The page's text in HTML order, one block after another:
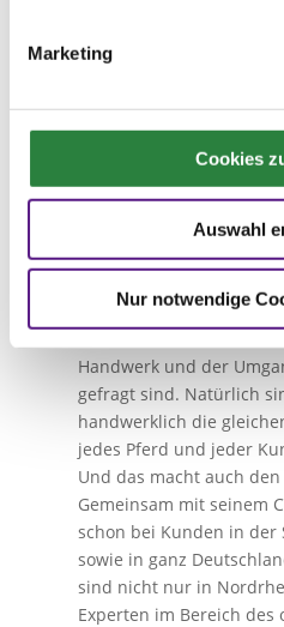
Marketing
Cookies
Auswahl
Nur notwendige
verrückt nach Tieren.“
Abitur wollte er
ab. „Und als Pferdewirt
Tag auf fremden Pferden
startete er bei Udo
Metallbauer mit dem
mich auch deswegen
Handwerk und der
gefragt sind. Natürlich
handwerklich die
jedes Pferd und jeder
Und das macht auch den
Gemeinsam mit seinem
schon bei Kunden in der
sowie in ganz
sind nicht nur in
Experten im Bereich des